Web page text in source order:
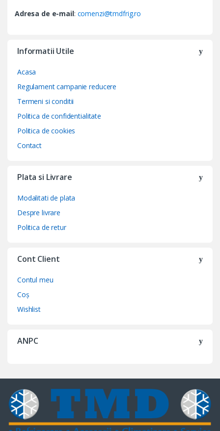
Adresa de e-mail: comenzi@tmdfrig.ro
Informatii Utile
Acasa
Regulament campanie reducere
Termeni si conditii
Politica de confidentialitate
Politica de cookies
Contact
Plata si Livrare
Modalitati de plata
Despre livrare
Politica de retur
Cont Client
Contul meu
Coș
Wishlist
ANPC